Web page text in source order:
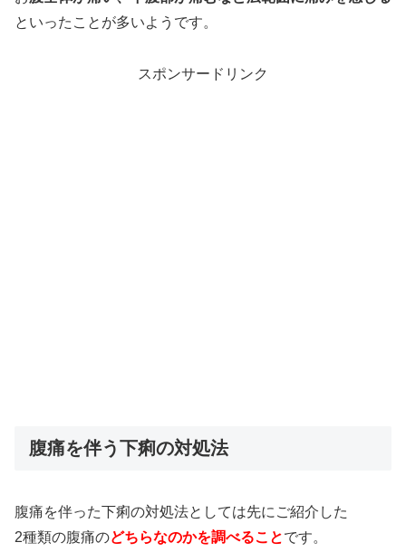
といったことが多いようです。
スポンサードリンク
腹痛を伴う下痢の対処法
腹痛を伴った下痢の対処法としては先にご紹介した
2種類の腹痛のどちらなのかを調べることです。